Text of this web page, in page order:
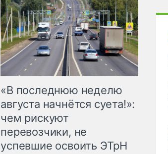
«В последнюю неделю
августа начнётся суета!»:
чем рискуют
перевозчики, не
успевшие освоить ЭТрН